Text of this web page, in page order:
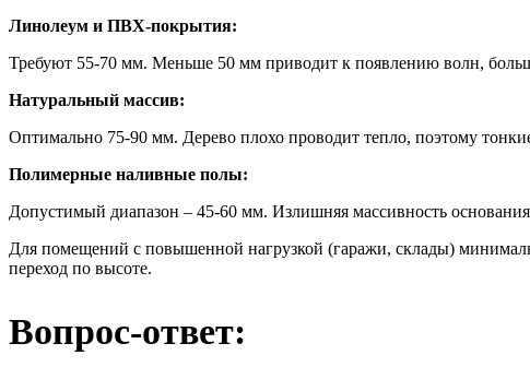
Линолеум и ПВХ-покрытия:
Требуют 55-70 мм. Меньше 50 мм приводит к появлению волн,
Натуральный массив:
Оптимально 75-90 мм. Дерево плохо проводит тепло, поэтому
Полимерные наливные полы:
Допустимый диапазон – 45-60 мм. Излишняя массивность основания
Для помещений с повышенной нагрузкой (гаражи, склады)
переход по высоте.
Вопрос-ответ: